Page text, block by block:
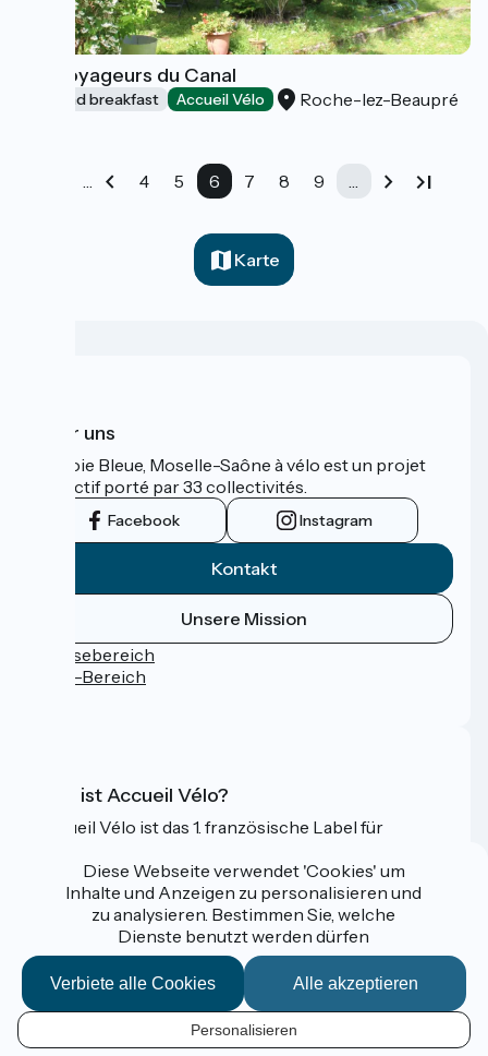
DE
Les Voyageurs du Canal
Bed and breakfast Accueil Vélo Roche-lez-Beaupré
… 4 5 6 7 8 9 …
Karte
Über uns
La Voie Bleue, Moselle-Saône à vélo est un projet
collectif porté par 33 collectivités.
Facebook Instagram
Kontakt
Unsere Mission
Pressebereich
Profi-Bereich
Was ist Accueil Vélo?
Accueil Vélo ist das 1. französische Label für
Mehr erfahren
Gefördert im Rahmen von Destination France
Espace Pro / Presse
Diese Webseite verwendet 'Cookies' um
Inhalte und Anzeigen zu personalisieren und
zu analysieren. Bestimmen Sie, welche
Dienste benutzt werden dürfen
Alle akzeptieren
Verbiete alle Cookies
Personalisieren